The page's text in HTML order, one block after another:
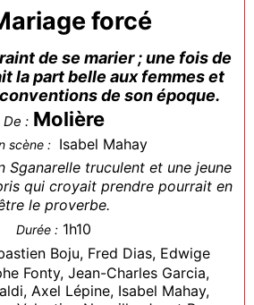
forcé
de se marier ; une fois de
la part belle aux femmes et
de son époque.
De : Molière
scène : Isabel Mahay
Sganarelle truculent et une jeune
qui croyait prendre pourrait en
le proverbe.
Durée : 1h10
Boju, Fred Dias, Edwige
Fonty, Jean-Charles Garcia,
Axel Lépine, Isabel Mahay,